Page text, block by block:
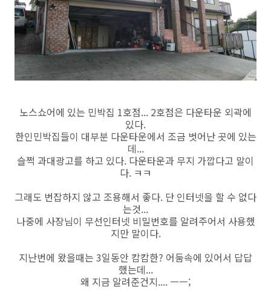
노스쇼어에 있는 민박집 1호점... 2호점은 다운타운 외곽에
있다.
한인민박집들이 대부분 다운타운에서 조금 벗어난 곳에 있는
데...
슬쩍 과대광고를 하고 있다. 다운타운과 무지 가깝다고 말이
다. ㅋㅋ
그래도 번잡하지 않고 조용해서 좋다. 단 인터넷을 할 수 없다
는것...
나중에 사장님이 무선인터넷 비밀번호를 알려주어서 사용했
지만 말이다.
지난번에 왔을때는 3일동안 캄캄한? 어둠속에 있어서 답답
했는데...
왜 지금 알려준건지.... ㅡㅡ;